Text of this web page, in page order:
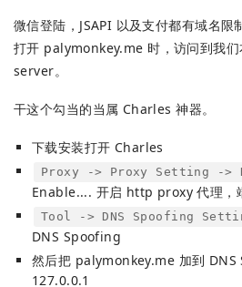
微信登陆，JSAPI 以及支付都有域名限
打开 palymonkey.me 时，访问到我
server。
干这个勾当的当属 Charles 神器。
下载安装打开 Charles
Proxy -> Proxy Setting ->
Enable.... 开启 http proxy 代理，
Tool -> DNS Spoofing
DNS Spoofing
然后把 palymonkey.me 加到 DNS
127.0.0.1